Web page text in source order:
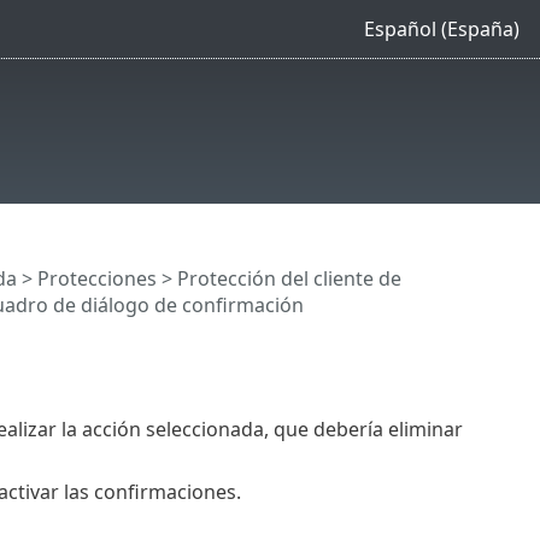
Español (España)
> Protecciones > Protección del cliente de
de diálogo de confirmación
la acción seleccionada, que debería eliminar
las confirmaciones.